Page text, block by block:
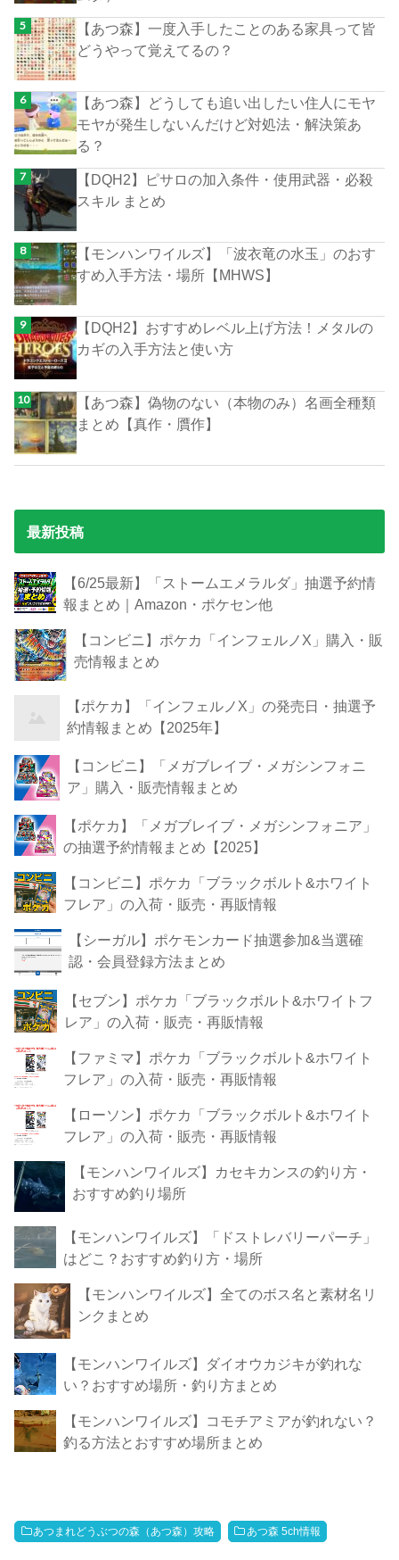
【あつ森】一度入手したことのある家具って皆
どうやって覚えてるの？
【あつ森】どうしても追い出したい住人にモヤ
モヤが発生しないんだけど対処法・解決策あ
る？
【DQH2】ピサロの加入条件・使用武器・必殺
スキル まとめ
【モンハンワイルズ】「波衣竜の水玉」のおす
すめ入手方法・場所【MHWS】
【DQH2】おすすめレベル上げ方法！メタルの
カギの入手方法と使い方
【あつ森】偽物のない（本物のみ）名画全種類
まとめ【真作・贋作】
最新投稿
【6/25最新】「ストームエメラルダ」抽選予約情
報まとめ｜Amazon・ポケセン他
【コンビニ】ポケカ「インフェルノX」購入・販
売情報まとめ
【ポケカ】「インフェルノX」の発売日・抽選予
約情報まとめ【2025年】
【コンビニ】「メガブレイブ・メガシンフォニ
ア」購入・販売情報まとめ
【ポケカ】「メガブレイブ・メガシンフォニア」
の抽選予約情報まとめ【2025】
【コンビニ】ポケカ「ブラックボルト&ホワイト
フレア」の入荷・販売・再販情報
【シーガル】ポケモンカード抽選参加&当選確
認・会員登録方法まとめ
【セブン】ポケカ「ブラックボルト&ホワイトフ
レア」の入荷・販売・再販情報
【ファミマ】ポケカ「ブラックボルト&ホワイト
フレア」の入荷・販売・再販情報
【ローソン】ポケカ「ブラックボルト&ホワイト
フレア」の入荷・販売・再販情報
【モンハンワイルズ】カセキカンスの釣り方・
おすすめ釣り場所
【モンハンワイルズ】「ドストレバリーパーチ」
はどこ？おすすめ釣り方・場所
【モンハンワイルズ】全てのボス名と素材名リ
ンクまとめ
【モンハンワイルズ】ダイオウカジキが釣れな
い？おすすめ場所・釣り方まとめ
【モンハンワイルズ】コモチアミアが釣れない？
釣る方法とおすすめ場所まとめ
あつまれどうぶつの森（あつ森）攻略 あつ森 5ch情報